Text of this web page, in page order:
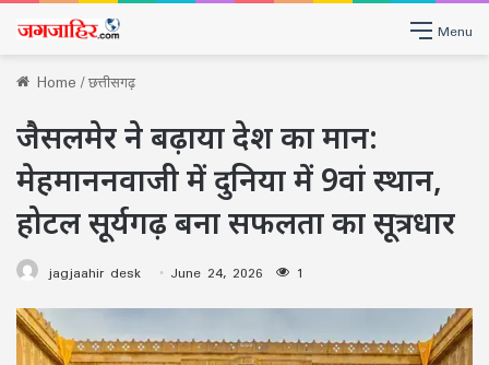
Menu
Home/छत्तीसगढ़
जैसलमेर ने बढ़ाया देश का मान:
मेहमाननवाजी में दुनिया में 9वां स्थान,
होटल सूर्यगढ़ बना सफलता का सूत्रधार
jagjaahir desk June 24, 2026 1